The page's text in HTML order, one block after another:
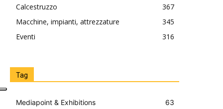
Calcestruzzo
367
Macchine, impianti, attrezzature
345
Eventi
316
Tag
Mediapoint & Exhibitions
63